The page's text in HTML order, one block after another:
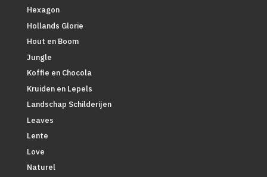
Hexagon
Hollands Glorie
Hout en Boom
Jungle
Koffie en Chocola
Kruiden en Lepels
Landschap Schilderijen
Leaves
Lente
Love
Naturel